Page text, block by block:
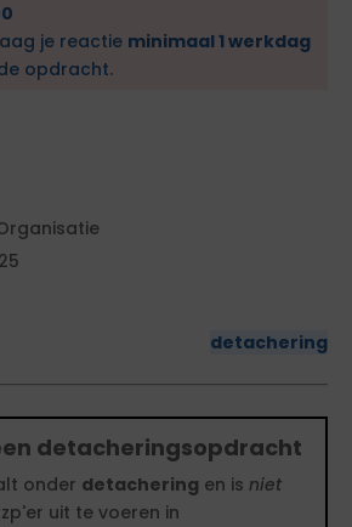
je reactie minimaal 1 werkdag
opdracht.
detachering
detacheringsopdracht
onder detachering en is niet
uit te voeren in